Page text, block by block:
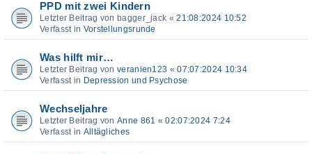
PPD mit zwei Kindern
Letzter Beitrag von bagger_jack «21:08:2024 10:52
Verfasst in Vorstellungsrunde
Was hilft mir…
Letzter Beitrag von veranien123 «07:07:2024 10:34
Verfasst in Depression und Psychose
Wechseljahre
Letzter Beitrag von Anne 861 «02:07:2024 7:24
Verfasst in Alltägliches